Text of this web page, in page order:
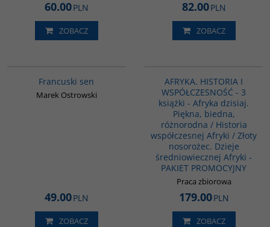
60.00PLN
ZOBACZ
82.00PLN
ZOBACZ
Francuski sen
Marek Ostrowski
49.00PLN
ZOBACZ
AFRYKA. HISTORIA I
WSPÓŁCZESNOŚĆ - 3
książki - Afryka dzisiaj.
Piękna, biedna,
różnorodna / Historia
współczesnej Afryki / Złoty
nosorożec. Dzieje
średniowiecznej Afryki -
PAKIET PROMOCYJNY
Praca zbiorowa
179.00PLN
ZOBACZ